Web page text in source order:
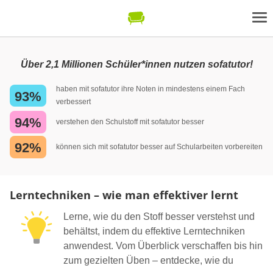
Über 2,1 Millionen Schüler*innen nutzen sofatutor!
93%
haben mit sofatutor ihre Noten in mindestens einem Fach
verbessert
94% verstehen den Schulstoff mit sofatutor besser
92% können sich mit sofatutor besser auf Schularbeiten vorbereiten
Lerntechniken – wie man effektiver lernt
Lerne, wie du den Stoff besser verstehst und
behältst, indem du effektive Lerntechniken
anwendest. Vom Überblick verschaffen bis hin
zum gezielten Üben – entdecke, wie du